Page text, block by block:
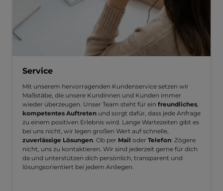
Service
Mit unserem hervorragenden Kundenservice setzen wir
Maßstäbe, die unsere Kundinnen und Kunden immer
wieder überzeugen. Unser Team steht für ein freundliches
kompetentes Auftreten und sorgt dafür, dass jede Anfrage
zu einem positiven Erlebnis wird. Lange Wartezeiten gibt es
bei uns nicht, wir legen großen Wert auf schnelle,
zuverlässige Lösungen . Ob per Mail oder Telefon: Zögere
nicht, uns zu kontaktieren. Wir sind jederzeit gerne für dich
da und unterstützen dich persönlich, transparent und
lösungsorientiert bei jedem Anliegen.